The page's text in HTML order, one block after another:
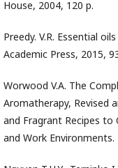
House, 2004, 120 p.
Preedy. V.R. Essential
Academic Press, 2015,
Worwood V.A. The
Aromatherapy, Revised
and Fragrant Recipes to
and Work